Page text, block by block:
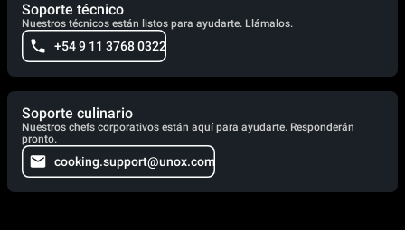
Soporte técnico
Nuestros técnicos están listos para ayudarte. Llámalos.
+54 9 11 3768 0322
Soporte culinario
Nuestros chefs corporativos están aquí para ayudarte. Responderán
pronto.
cooking.support@unox.com